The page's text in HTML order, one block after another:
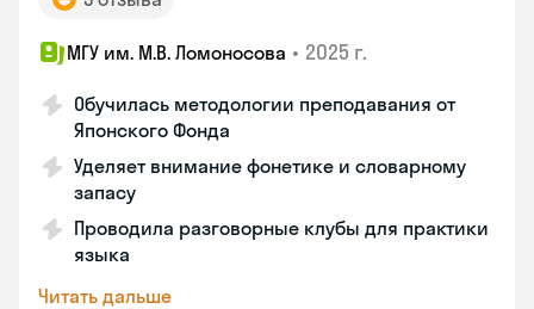
МГУ им. М.В. Ломоносова • 2025 г.
Обучилась методологии преподавания от
Японского Фонда
Уделяет внимание фонетике и словарному
запасу
Проводила разговорные клубы для практики
языка
Читать дальше